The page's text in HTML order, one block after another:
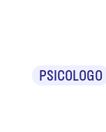
PSICOLOGO